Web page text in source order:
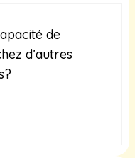
de
d’autres